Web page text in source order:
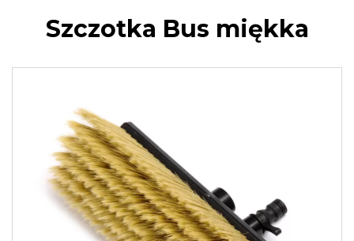
Szczotka Bus miękka